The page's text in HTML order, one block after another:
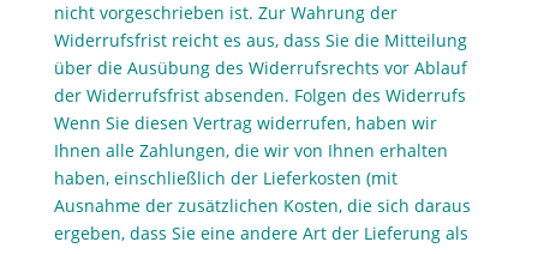
nicht vorgeschrieben ist. Zur Wahrung der
Widerrufsfrist reicht es aus, dass Sie die Mitteilung
über die Ausübung des Widerrufsrechts vor Ablauf
der Widerrufsfrist absenden. Folgen des Widerrufs
Wenn Sie diesen Vertrag widerrufen, haben wir
Ihnen alle Zahlungen, die wir von Ihnen erhalten
haben, einschließlich der Lieferkosten (mit
Ausnahme der zusätzlichen Kosten, die sich daraus
ergeben, dass Sie eine andere Art der Lieferung als